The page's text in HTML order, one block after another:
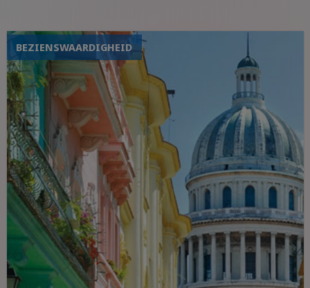
BEZIENSWAARDIGHEID